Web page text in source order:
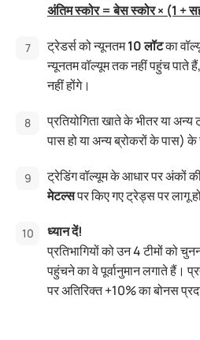
अंतिम स्कोर = बेस स्कोर × (1 +
ट्रेडर्स को न्यूनतम10 लॉटका
न्यूनतम वॉल्यूम तक नहीं पहुंच पाते
नहीं होंगे।
प्रतियोगिता खाते के भीतर या
पास हो या अन्य ब्रोकरों के पास) के
ट्रेडिंग वॉल्यूम के आधार पर अंकों
मेटल्सपर किए गए ट्रेड्स पर लागू
ध्यान दें!
प्रतिभागियों को उन 4 टीमों को
पहुंचने का वे पूर्वानुमान लगाते हैं।
पर अतिरिक्त +10% का बोनस